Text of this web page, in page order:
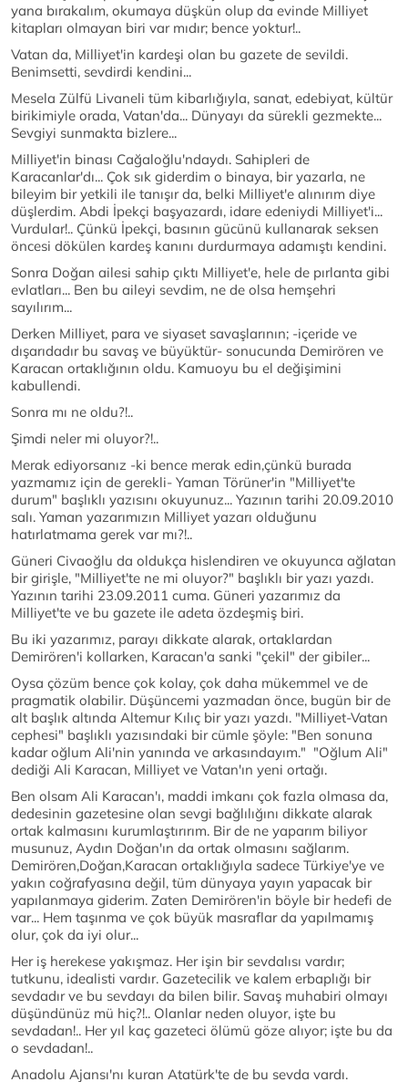
yana bırakalım, okumaya düşkün olup da evinde Milliyet
kitapları olmayan biri var mıdır; bence yoktur!..
Vatan da, Milliyet'in kardeşi olan bu gazete de sevildi.
Benimsetti, sevdirdi kendini...
Mesela Zülfü Livaneli tüm kibarlığıyla, sanat, edebiyat, kültür
birikimiyle orada, Vatan'da... Dünyayı da sürekli gezmekte...
Sevgiyi sunmakta bizlere...
Milliyet'in binası Cağaloğlu'ndaydı. Sahipleri de
Karacanlar'dı... Çok sık giderdim o binaya, bir yazarla, ne
bileyim bir yetkili ile tanışır da, belki Milliyet'e alınırım diye
düşlerdim. Abdi İpekçi başyazardı, idare edeniydi Milliyet'i...
Vurdular!.. Çünkü İpekçi, basının gücünü kullanarak seksen
öncesi dökülen kardeş kanını durdurmaya adamıştı kendini.
Sonra Doğan ailesi sahip çıktı Milliyet'e, hele de pırlanta gibi
evlatları... Ben bu aileyi sevdim, ne de olsa hemşehri
sayılırım...
Derken Milliyet, para ve siyaset savaşlarının; -içeride ve
dışarıdadır bu savaş ve büyüktür- sonucunda Demirören ve
Karacan ortaklığının oldu. Kamuoyu bu el değişimini
kabullendi.
Sonra mı ne oldu?!..
Şimdi neler mi oluyor?!..
Merak ediyorsanız -ki bence merak edin,çünkü burada
yazmamız için de gerekli- Yaman Törüner'in "Milliyet'te
durum" başlıklı yazısını okuyunuz... Yazının tarihi 20.09.2010
salı. Yaman yazarımızın Milliyet yazarı olduğunu
hatırlatmama gerek var mı?!..
Güneri Civaoğlu da oldukça hislendiren ve okuyunca ağlatan
bir girişle, "Milliyet'te ne mi oluyor?" başlıklı bir yazı yazdı.
Yazının tarihi 23.09.2011 cuma. Güneri yazarımız da
Milliyet'te ve bu gazete ile adeta özdeşmiş biri.
Bu iki yazarımız, parayı dikkate alarak, ortaklardan
Demirören'i kollarken, Karacan'a sanki "çekil" der gibiler...
Oysa çözüm bence çok kolay, çok daha mükemmel ve de
pragmatik olabilir. Düşüncemi yazmadan önce, bugün bir de
alt başlık altında Altemur Kılıç bir yazı yazdı. "Milliyet-Vatan
cephesi" başlıklı yazısındaki bir cümle şöyle: "Ben sonuna
kadar oğlum Ali'nin yanında ve arkasındayım." "Oğlum Ali"
dediği Ali Karacan, Milliyet ve Vatan'ın yeni ortağı.
Ben olsam Ali Karacan'ı, maddi imkanı çok fazla olmasa da,
dedesinin gazetesine olan sevgi bağlılığını dikkate alarak
ortak kalmasını kurumlaştırırım. Bir de ne yaparım biliyor
musunuz, Aydın Doğan'ın da ortak olmasını sağlarım.
Demirören,Doğan,Karacan ortaklığıyla sadece Türkiye'ye ve
yakın coğrafyasına değil, tüm dünyaya yayın yapacak bir
yapılanmaya giderim. Zaten Demirören'in böyle bir hedefi de
var... Hem taşınma ve çok büyük masraflar da yapılmamış
olur, çok da iyi olur...
Her iş herekese yakışmaz. Her işin bir sevdalısı vardır;
tutkunu, idealisti vardır. Gazetecilik ve kalem erbaplığı bir
sevdadır ve bu sevdayı da bilen bilir. Savaş muhabiri olmayı
düşündünüz mü hiç?!.. Olanlar neden oluyor, işte bu
sevdadan!.. Her yıl kaç gazeteci ölümü göze alıyor; işte bu da
o sevdadan!..
Anadolu Ajansı'nı kuran Atatürk'te de bu sevda vardı.